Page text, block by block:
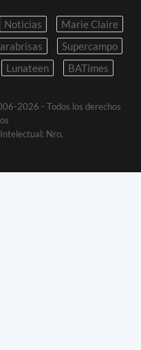
Noticias
Marie Claire
Supercampo
Lunateen BATimes
2026 - Todos los derechos
Nro.